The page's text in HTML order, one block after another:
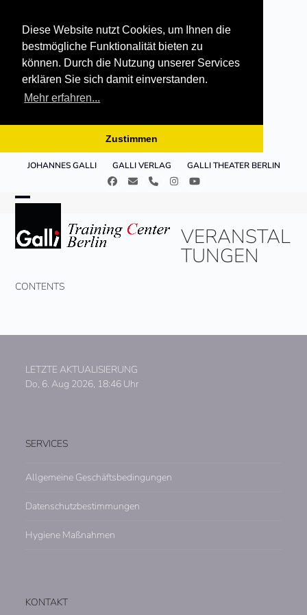
Diese Website nutzt Cookies, um Ihnen die
bestmögliche Funktionalität bieten zu
können. Durch die Nutzung unserer Services
erklären Sie sich damit einverstanden.
Mehr erfahren...
Zustimmen
JOHANNES GALLI GALLI VERLAG GALLI THEATER BERLIN
Facebook
E- TelefonInstagramYouTube
mobile
mobile
VERANSTAL
TUNGEN
CONTENTS
LETZTE AKTUALISIERUNG
Do, 6. Aug 2026, 18:46 Uhr
SERVICES
Allgemeine Geschäftsbedingungen
Datenschutzbestimmungen
Hygiene Maßnahmen
KONTAKT